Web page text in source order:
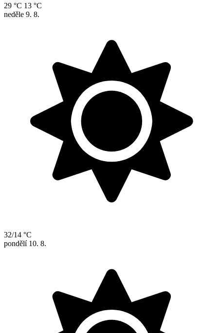
29 °C 13 °C
neděle 9. 8.
32/14 °C
pondělí 10. 8.